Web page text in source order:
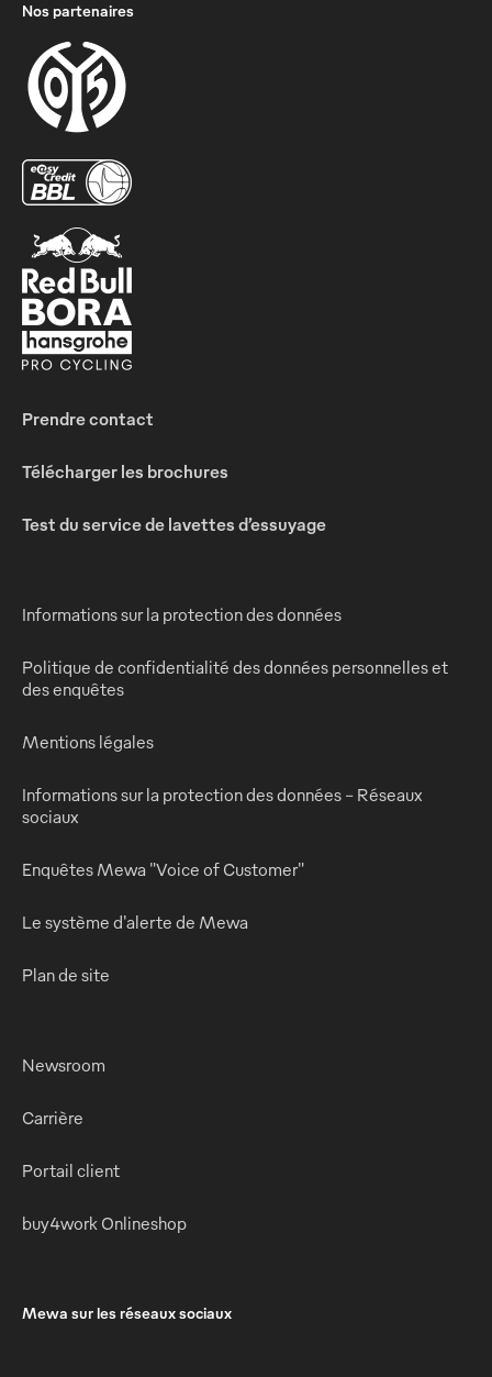
Nos partenaires
Prendre contact
Télécharger les brochures
Test du service de lavettes d’essuyage
Informations sur la protection des données
Politique de confidentialité des données personnelles et
des enquêtes
Mentions légales
Informations sur la protection des données - Réseaux
sociaux
Enquêtes Mewa "Voice of Customer"
Le système d'alerte de Mewa
Plan de site
Newsroom
Carrière
Portail client
buy4work Onlineshop
Mewa sur les réseaux sociaux